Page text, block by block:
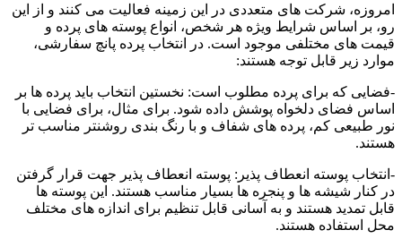
امروزه، شرکت های متعددی در این زمینه فعالیت می کنند و از این
رو، بر اساس شرایط ویژه هر شخص، انواع پوسته های پرده و
قیمت های مختلفی موجود است. در انتخاب پرده پانچ سفارشی،
موارد زیر قابل توجه هستند:
-فضایی که برای پرده مطلوب است: نخستین انتخاب باید پرده ها بر
اساس فضای دلخواه پوشش داده شود. برای مثال، برای فضایی با
نور طبیعی کم، پرده های شفاف و با رنگ بندی روشنتر مناسب تر
هستند.
-انتخاب پوسته انعطاف پذیر: پوسته انعطاف پذیر جهت قرار گرفتن
در کنار شیشه ها و پنجره ها بسیار مناسب هستند. این پوسته ها
قابل تمدید هستند و به آسانی قابل تنظیم برای اندازه های مختلف
محل استفاده هستند.